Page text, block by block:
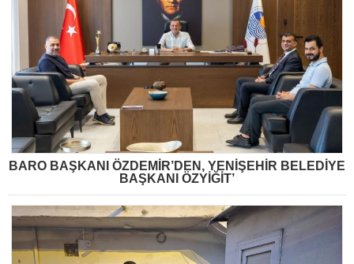
BARO BAŞKANI ÖZDEMİR’DEN, YENİŞEHİR BELEDİYE
BAŞKANI ÖZYİĞİT’